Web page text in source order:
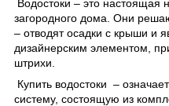
Водостоки – это настоящая
загородного дома. Они
– отводят осадки с крыши и
дизайнерским элементом,
штрихи.
Купить водостоки –
систему, состоящую из